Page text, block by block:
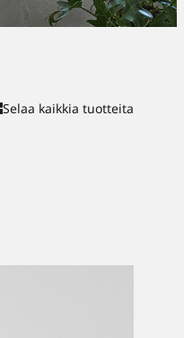
Selaa kaikkia tuotteita